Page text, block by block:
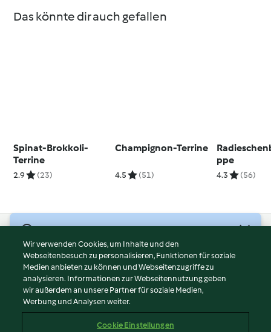
Das könnte dir auch gefallen
Spinat-Brokkoli-
Terrine
2.9 (23)
Champignon-Terrine
4.5 (51)
ppe
4.3 (56)
Nutzungsbedingungen
Datenschutzrichtlinien
Disclaimer
Impressum
Wir verwenden Cookies, um Inhalte und den
Webseitenbesuch zu personalisieren, Funktionen für soziale
Medien anbieten zu können und Webseitenzugriffe zu
analysieren. Informationen zur Webseitennutzung geben
wir außerdem an unsere Partner für soziale Medien,
Werbung und Analysen weiter.
Cookie Einstellungen